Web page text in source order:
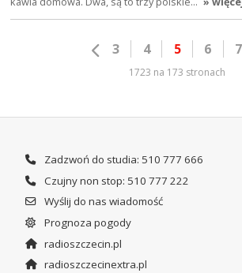
3 4 5 6 7
1723 na 173 stronach
Zadzwoń do studia: 510 777 666
Czujny non stop: 510 777 222
Wyślij do nas wiadomość
Prognoza pogody
radioszczecin.pl
radioszczecinextra.pl